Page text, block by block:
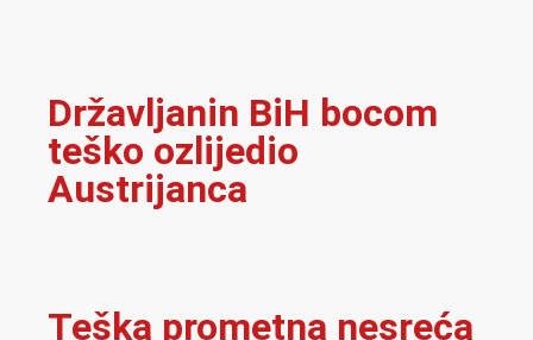
Državljanin BiH bocom
teško ozlijedio
Austrijanca
Teška prometna nesreća